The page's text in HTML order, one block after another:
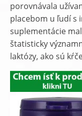
porovnávala
placebom u ľudí s
suplementácie
štatisticky
laktózy, ako sú